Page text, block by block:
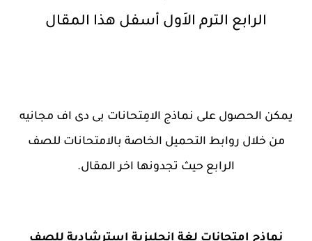
الرابع الترم الاَول أسفل هذا المقال
يمكن الحصول على نماذج الامِتحانات بى دى اف مجانيه
من خلال روابط التحميل الخاصة بالامتحانات للصف
الرابع حيث تجدونها اخر المقال.
نماذج امتحانات لغة انجليزية استرشادية للصف